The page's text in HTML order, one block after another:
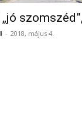
- 2018, május 4.